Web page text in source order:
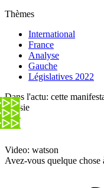
Thèmes
International
France
Analyse
Gauche
Législatives 2022
Dans l'actu: cette
Russie
Video: watson
Avez-vous quelque chose